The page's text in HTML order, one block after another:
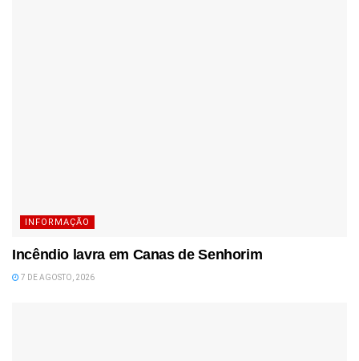
INFORMAÇÃO
Incêndio lavra em Canas de Senhorim
7 DE AGOSTO, 2026